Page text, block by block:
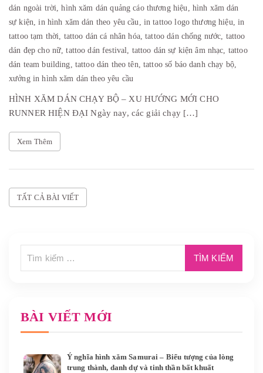
dán ngoài trời,hình xăm dán quảng cáo thương hiệu, hình xăm dán
sự kiện,in hình xăm dán theo yêu cầu, in tattoo logo thương hiệu,in
tattoo tạm thời, tattoo dán cá nhân hóa,tattoo dán chống nước, tattoo
dán đẹp cho nữ,tattoo dán festival, tattoo dán sự kiện âm nhạc, tattoo
dán team building, tattoo dán theo tên,tattoo số báo danh chạy bộ,
xưởng in hình xăm dán theo yêu cầu
HÌNH XĂM DÁN CHẠY BỘ – XU HƯỚNG MỚI CHO
RUNNER HIỆN ĐẠI Ngày nay, các giải chạy […]
Xem Thêm
TẤT CẢ BÀI VIẾT
BÀI VIẾT MỚI
Ý nghĩa hình xăm Samurai – Biểu tượng của lòng
trung thành, danh dự và tinh thần bất khuất